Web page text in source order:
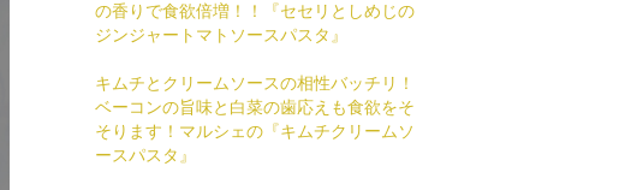
の香りで食欲倍増！！『セセリとしめじの
ジンジャートマトソースパスタ』
キムチとクリームソースの相性バッチリ！
ベーコンの旨味と白菜の歯応えも食欲をそ
そります！マルシェの『キムチクリームソ
ースパスタ』